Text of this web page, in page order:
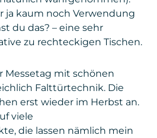
ja kaum noch Verwendung
du das? – eine sehr
zu rechteckigen Tischen.
Messetag mit schönen
Falttürtechnik. Die
erst wieder im Herbst an.
viele
die lassen nämlich mein